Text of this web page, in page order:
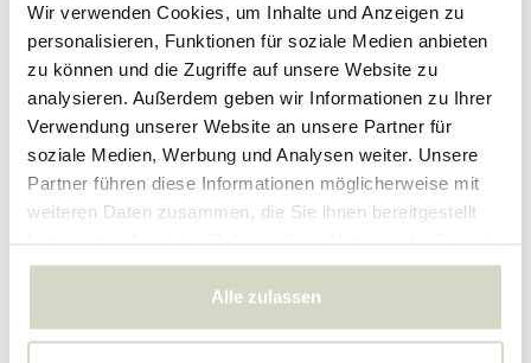
Wir verwenden Cookies, um Inhalte und Anzeigen zu
personalisieren, Funktionen für soziale Medien anbieten
zu können und die Zugriffe auf unsere Website zu
analysieren. Außerdem geben wir Informationen zu Ihrer
Verwendung unserer Website an unsere Partner für
soziale Medien, Werbung und Analysen weiter. Unsere
Partner führen diese Informationen möglicherweise mit
weiteren Daten zusammen, die Sie ihnen bereitgestellt
gesammelt haben.
Alle zulassen
Backofen und Spülmaschine.
PRODUKTDETAILS
Artikelnummer 82068734
SKU 82068734
Bewertungen